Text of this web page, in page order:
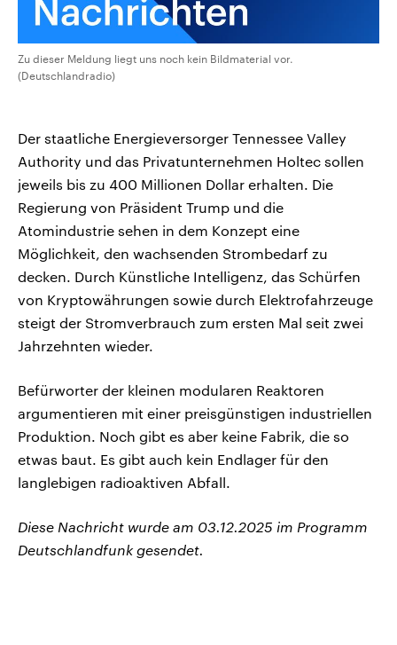
Zu dieser Meldung liegt uns noch kein Bildmaterial vor.
(Deutschlandradio)
Der staatliche Energieversorger Tennessee Valley
Authority und das Privatunternehmen Holtec sollen
jeweils bis zu 400 Millionen Dollar erhalten. Die
Regierung von Präsident Trump und die
Atomindustrie sehen in dem Konzept eine
Möglichkeit, den wachsenden Strombedarf zu
decken. Durch Künstliche Intelligenz, das Schürfen
von Kryptowährungen sowie durch Elektrofahrzeuge
steigt der Stromverbrauch zum ersten Mal seit zwei
Jahrzehnten wieder.
Befürworter der kleinen modularen Reaktoren
argumentieren mit einer preisgünstigen industriellen
Produktion. Noch gibt es aber keine Fabrik, die so
etwas baut. Es gibt auch kein Endlager für den
langlebigen radioaktiven Abfall.
Diese Nachricht wurde am 03.12.2025 im Programm
Deutschlandfunk gesendet.